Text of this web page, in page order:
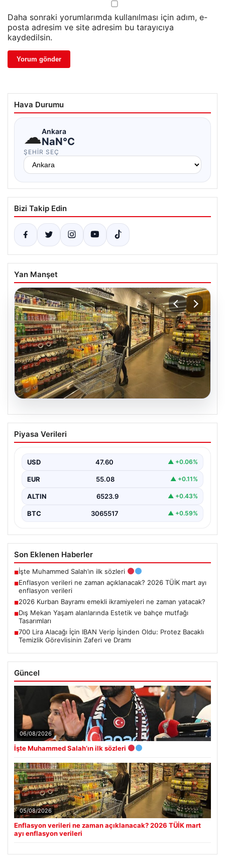
Daha sonraki yorumlarımda kullanılması için adım, e-
posta adresim ve site adresim bu tarayıcıya
kaydedilsin.
Hava Durumu
☁Ankara
NaN°C
ŞEHIR SEÇ
Bizi Takip Edin
Yan Manşet
Enflasyon verileri ne zaman
açıklanacak? 2026 TÜİK mart ayı
Piyasa Verileri
USD 47.60 ▲ +0.06%
EUR 55.08 ▲ +0.11%
ALTIN 6523.9 ▲ +0.43%
BTC 3065517 ▲ +0.59%
Son Eklenen Haberler
■İşte Muhammed Salah’ın ilk sözleri
■Enflasyon verileri ne zaman açıklanacak? 2026 TÜİK mart ayı
enflasyon verileri
■2026 Kurban Bayramı emekli ikramiyeleri ne zaman yatacak?
■Dış Mekan Yaşam alanlarında Estetik ve bahçe mutfağı
Tasarımları
■700 Lira Alacağı İçin IBAN Verip İşinden Oldu: Protez Bacaklı
Temizlik Görevlisinin Zaferi ve Dramı
Güncel
06/08/2026
İşte Muhammed Salah’ın ilk sözleri
05/08/2026
Enflasyon verileri ne zaman açıklanacak? 2026 TÜİK mart
ayı enflasyon verileri